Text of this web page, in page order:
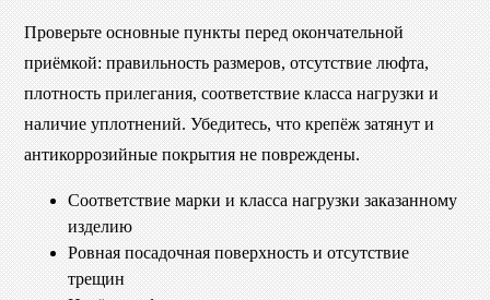
Проверьте основные пункты перед окончательной
приёмкой: правильность размеров, отсутствие люфта,
плотность прилегания, соответствие класса нагрузки и
наличие уплотнений. Убедитесь, что крепёж затянут и
антикоррозийные покрытия не повреждены.
Соответствие марки и класса нагрузки заказанному
изделию
Ровная посадочная поверхность и отсутствие
трещин